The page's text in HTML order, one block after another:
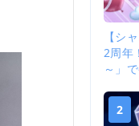
【シ
2周年
～」
2